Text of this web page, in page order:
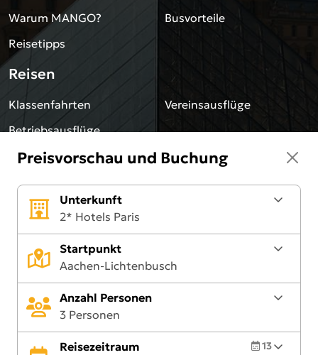
Preisvorschau und Buchung
Unterkunft
2* Hotels Paris
Startpunkt
Aachen-Lichtenbusch
Anzahl Personen
3 Personen
Reisezeitraum 13
Warum MANGO?
Reisetipps
Busvorteile
Reisen
Klassenfahrten
Betriebsausflüge
Vereinsausflüge
Team
Jobs
Sonstiges
Blog
Downloads
AGB
Impressum
Datenschutz
Kontakt